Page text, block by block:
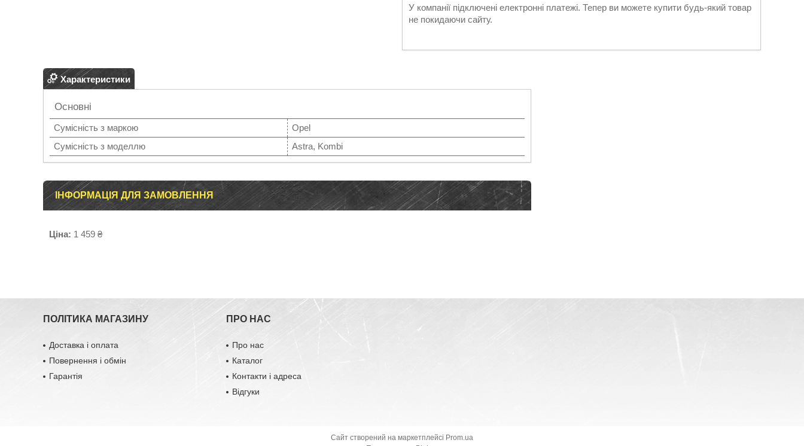
У компанії підключені електронні платежі. Тепер ви можете купити будь-який товар
не покидаючи сайту.
Характеристики
Основні
Сумісність з маркою
Opel
Сумісність з моделлю
Astra, Kombi
ІНФОРМАЦІЯ ДЛЯ ЗАМОВЛЕННЯ
Ціна: 1 459 ₴
ПОЛІТИКА МАГАЗИНУ
Доставка і оплата
Повернення і обмін
Гарантія
ПРО НАС
Про нас
Каталог
Контакти і адреса
Відгуки
Сайт створений на маркетплейсі Prom.ua